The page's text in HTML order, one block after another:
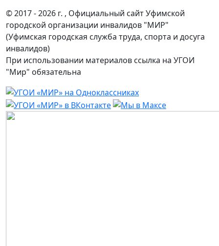
© 2017 - 2026 г. , Официальный сайт Уфимской
городской организации инвалидов "МИР"
(Уфимская городская служба труда, спорта и досуга
инвалидов)
При использовании материалов ссылка на УГОИ
"Мир" обязательна